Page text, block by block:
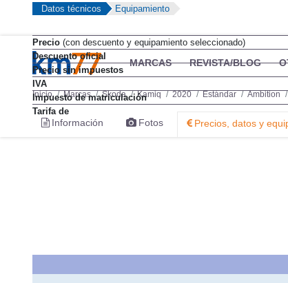
MARCAS REVISTA/BLOG
Inicio Marcas Skoda Kamiq 2020 Estándar Ambition
Información Fotos Precios, datos y
Datos técnicos Equipamiento
Precio (con descuento y equipamiento seleccionado)
Descuento oficial
Precio sin impuestos
IVA
Impuesto de matriculación
Tarifa de